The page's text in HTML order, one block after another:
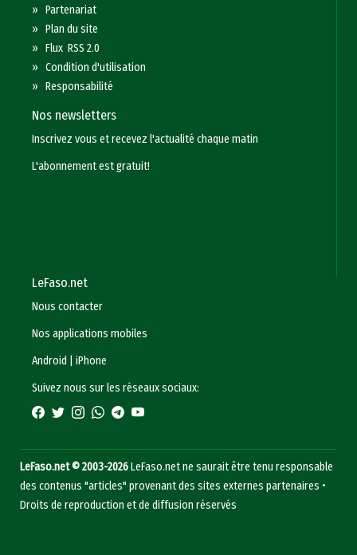
»Partenariat
»Plan du site
»Flux RSS 2.0
»Condition d'utilisation
»Responsabilité
Nos newsletters
Inscrivez vous et recevez l'actualité chaque matin
L'abonnement est gratuit!
LeFaso.net
Nous contacter
Nos applications mobiles
Android
|iPhone
Suivez nous sur les réseaux sociaux:
LeFaso.net © 2003-2026LeFaso.net ne saurait être tenu responsable
des contenus "articles" provenant des sites externes partenaires •
Droits de reproduction et de diffusion réservés